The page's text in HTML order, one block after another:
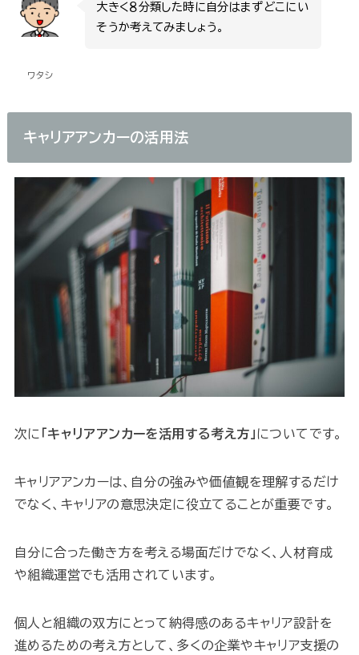
ワタシ
大きく８分類した時に自分はまずどこにい
そうか考えてみましょう。
キャリアアンカーの活用法
次に 「キャリアアンカーを活用する考え方」についてです。
キャリアアンカーは、自分の強みや価値観を理解するだけ
でなく、キャリアの意思決定に役立てることが重要です。
自分に合った働き方を考える場面だけでなく、人材育成
や組織運営でも活用されています。
個人と組織の双方にとって納得感のあるキャリア設計を
進めるための考え方として、多くの企業やキャリア支援の